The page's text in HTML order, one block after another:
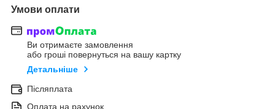
Умови оплати
Ви отримаєте замовлення
або гроші повернуться на вашу картку
Детальніше
Післяплата
Оплата на рахунок